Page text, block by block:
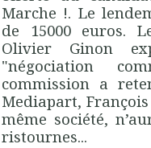
Marche !. Le
de 15000 euros.
Olivier Ginon
"négociation
commission a
Mediapart,
même société,
ristournes...